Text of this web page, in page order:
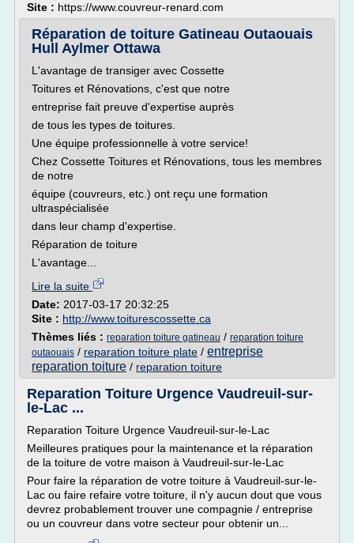
Site : https://www.couvreur-renard.com
Réparation de toiture Gatineau Outaouais
Hull Aylmer Ottawa
L'avantage de transiger avec Cossette
Toitures et Rénovations, c'est que notre
entreprise fait preuve d'expertise auprès
de tous les types de toitures.
Une équipe professionnelle à votre service!
Chez Cossette Toitures et Rénovations, tous les membres
de notre
équipe (couvreurs, etc.) ont reçu une formation
ultraspécialisée
dans leur champ d'expertise.
Réparation de toiture
L'avantage...
Lire la suite
Date: 2017-03-17 20:32:25
Site : http://www.toiturescossette.ca
Thèmes liés : reparation toiture gatineau / reparation toiture
outaouais / reparation toiture plate / entreprise
reparation toiture / reparation toiture
Reparation Toiture Urgence Vaudreuil-sur-
le-Lac ...
Reparation Toiture Urgence Vaudreuil-sur-le-Lac
Meilleures pratiques pour la maintenance et la réparation
de la toiture de votre maison à Vaudreuil-sur-le-Lac
Pour faire la réparation de votre toiture à Vaudreuil-sur-le-
Lac ou faire refaire votre toiture, il n'y aucun dout que vous
devrez probablement trouver une compagnie / entreprise
ou un couvreur dans votre secteur pour obtenir un...